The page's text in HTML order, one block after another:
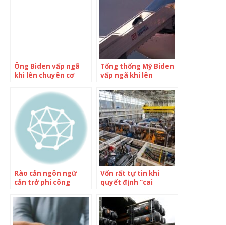
Ông Biden vấp ngã
khi lên chuyên cơ
Tổng thống Mỹ Biden
vấp ngã khi lên
Rào cản ngôn ngữ
cản trở phi công
Vốn rất tự tin khi
quyết định “cai
Nga, cứu cánh của
Pháp vấp phải “biến
cố khó lường”